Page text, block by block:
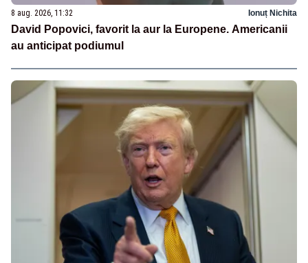
8 aug. 2026, 11:32 Ionuț Nichita
David Popovici, favorit la aur la Europene. Americanii
au anticipat podiumul